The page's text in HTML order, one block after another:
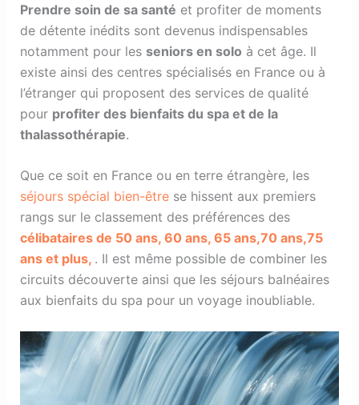
Prendre soin de sa santé et profiter de moments
de détente inédits sont devenus indispensables
notamment pour les seniors en solo à cet âge. Il
existe ainsi des centres spécialisés en France ou à
l’étranger qui proposent des services de qualité
pour profiter des bienfaits du spa et de la
thalassothérapie.
Que ce soit en France ou en terre étrangère, les
séjours spécial bien-êtrese hissent aux premiers
rangs sur le classement des préférences des
célibataires de 50 ans, 60 ans, 65 ans,70 ans,75
ans et plus, . Il est même possible de combiner les
circuits découverte ainsi que les séjours balnéaires
aux bienfaits du spa pour un voyage inoubliable.